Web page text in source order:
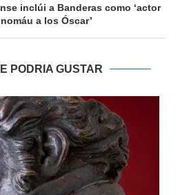
inclúi a Banderas como ‘actor
a los Óscar’
PODRIA GUSTAR